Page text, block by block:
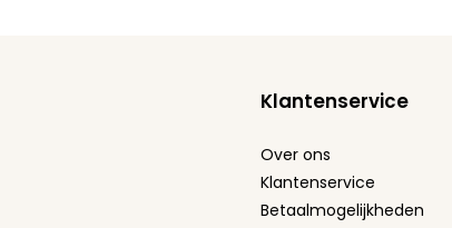
Klantenservice
Over ons
Klantenservice
Betaalmogelijkheden